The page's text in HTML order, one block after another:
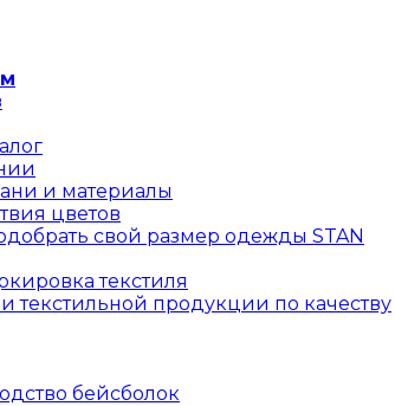
и материалы
цветов
свой размер одежды STAN
текстиля
текстильной продукции по качеству
бейсболок